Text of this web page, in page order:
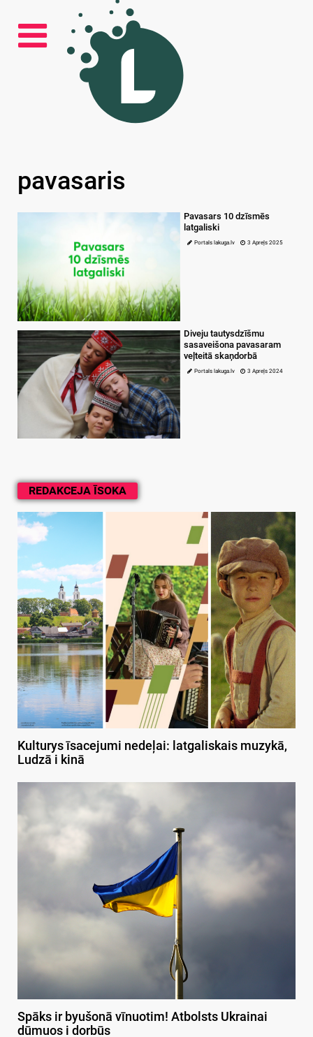
REDAKCEJA ĪSOKA
Kulturys īsacejumi nedeļai: latgaliskais muzykā,
Ludzā i kinā
Spāks ir byušonā vīnuotim! Atbolsts Ukrainai
dūmuos i dorbūs
pavasaris
Pavasars 10 dzīsmēs
latgaliski
Portals lakuga.lv 3 Apreļs 2025
Diveju tautysdzīšmu
sasaveišona pavasaram
veļteitā skaņdorbā
Portals lakuga.lv 3 Apreļs 2024